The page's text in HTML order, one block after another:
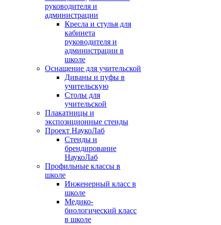
руководителя и
администрации
Кресла и стулья для
кабинета
руководителя и
администрации в
школе
Оснащение для учительской
Диваны и пуфы в
учительскую
Столы для
учительской
Плакатницы и
экспозиционные стенды
Проект НаукоЛаб
Стенды и
брендирование
НаукоЛаб
Профильные классы в
школе
Инженерный класс в
школе
Медико-
биологический класс
в школе